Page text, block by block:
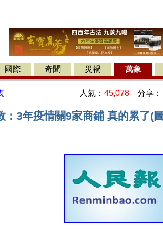
國際 奇聞 災禍 萬象
人氣： 45,078 分享：
：3年疫情關9家商鋪 真的累了(